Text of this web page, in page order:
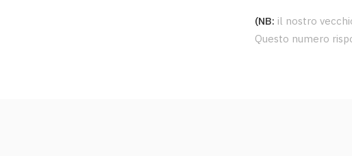
(NB: il nostro
Questo numero